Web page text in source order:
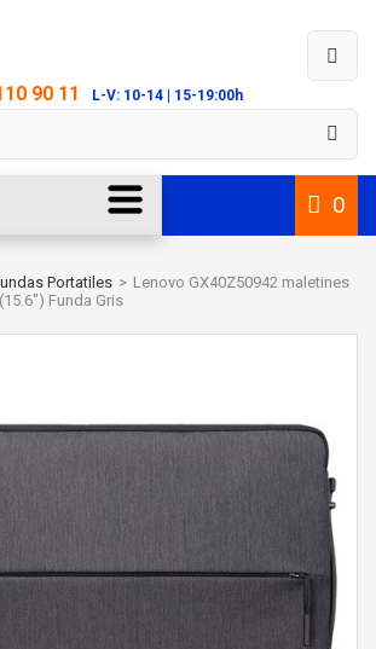
90 11 L-V: 10-14 | 15-19:00h
0
Portatiles > Lenovo GX40Z50942 maletines
Funda Gris